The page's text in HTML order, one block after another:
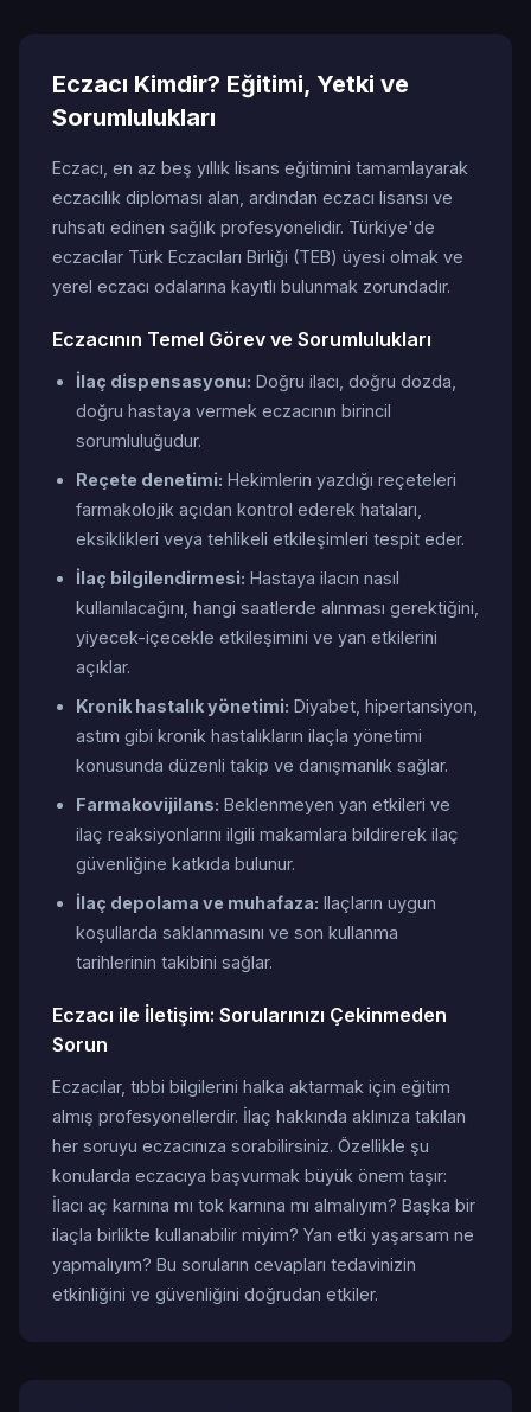
Eczacı Kimdir? Eğitimi, Yetki ve
Sorumlulukları
Eczacı, en az beş yıllık lisans eğitimini tamamlayarak
eczacılık diploması alan, ardından eczacı lisansı ve
ruhsatı edinen sağlık profesyonelidir. Türkiye'de
eczacılar Türk Eczacıları Birliği (TEB) üyesi olmak ve
yerel eczacı odalarına kayıtlı bulunmak zorundadır.
Eczacının Temel Görev ve Sorumlulukları
İlaç dispensasyonu: Doğru ilacı, doğru dozda,
doğru hastaya vermek eczacının birincil
sorumluluğudur.
Reçete denetimi: Hekimlerin yazdığı reçeteleri
farmakolojik açıdan kontrol ederek hataları,
eksiklikleri veya tehlikeli etkileşimleri tespit eder.
İlaç bilgilendirmesi: Hastaya ilacın nasıl
kullanılacağını, hangi saatlerde alınması gerektiğini,
yiyecek-içecekle etkileşimini ve yan etkilerini
açıklar.
Kronik hastalık yönetimi: Diyabet, hipertansiyon,
astım gibi kronik hastalıkların ilaçla yönetimi
konusunda düzenli takip ve danışmanlık sağlar.
Farmakovijilans: Beklenmeyen yan etkileri ve
ilaç reaksiyonlarını ilgili makamlara bildirerek ilaç
güvenliğine katkıda bulunur.
İlaç depolama ve muhafaza: Ilaçların uygun
koşullarda saklanmasını ve son kullanma
tarihlerinin takibini sağlar.
Eczacı ile İletişim: Sorularınızı Çekinmeden
Sorun
Eczacılar, tıbbi bilgilerini halka aktarmak için eğitim
almış profesyonellerdir. İlaç hakkında aklınıza takılan
her soruyu eczacınıza sorabilirsiniz. Özellikle şu
konularda eczacıya başvurmak büyük önem taşır:
İlacı aç karnına mı tok karnına mı almalıyım? Başka bir
ilaçla birlikte kullanabilir miyim? Yan etki yaşarsam ne
yapmalıyım? Bu soruların cevapları tedavinizin
etkinliğini ve güvenliğini doğrudan etkiler.